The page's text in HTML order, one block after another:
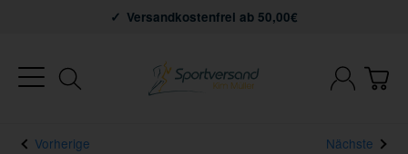
Versandkostenfrei ab 50,00€
Vorherige Nächste